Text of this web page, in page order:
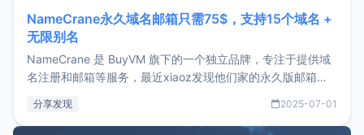
NameCrane永久域名邮箱只需75$，支持15个域名 +
无限别名
NameCrane 是 BuyVM 旗下的一个独立品牌，专注于提供域
名注册和邮箱等服务，最近xiaoz发现他们家的永久版邮箱服
又实惠的域名邮箱，不妨尝试一下 NameCrane。注册
NameCraneNameCrane不支持直接注册，必须要购买
分享发现 2025-07-01